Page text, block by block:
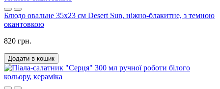
Блюдо овальне 35х23 см Desert Sun, ніжно-блакитне, з темною
окантовкою
820 грн.
Додати в кошик